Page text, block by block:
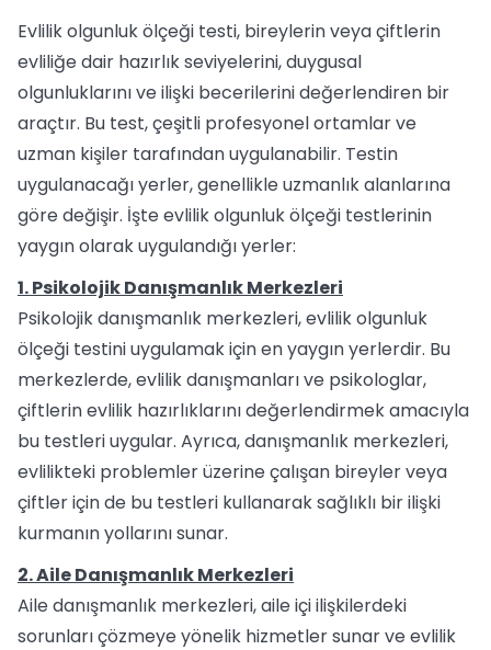
Evlilik olgunluk ölçeği testi, bireylerin veya çiftlerin
evliliğe dair hazırlık seviyelerini, duygusal
olgunluklarını ve ilişki becerilerini değerlendiren bir
araçtır. Bu test, çeşitli profesyonel ortamlar ve
uzman kişiler tarafından uygulanabilir. Testin
uygulanacağı yerler, genellikle uzmanlık alanlarına
göre değişir. İşte evlilik olgunluk ölçeği testlerinin
yaygın olarak uygulandığı yerler:
1. Psikolojik Danışmanlık Merkezleri
Psikolojik danışmanlık merkezleri, evlilik olgunluk
ölçeği testini uygulamak için en yaygın yerlerdir. Bu
merkezlerde, evlilik danışmanları ve psikologlar,
çiftlerin evlilik hazırlıklarını değerlendirmek amacıyla
bu testleri uygular. Ayrıca, danışmanlık merkezleri,
evlilikteki problemler üzerine çalışan bireyler veya
çiftler için de bu testleri kullanarak sağlıklı bir ilişki
kurmanın yollarını sunar.
2. Aile Danışmanlık Merkezleri
Aile danışmanlık merkezleri, aile içi ilişkilerdeki
sorunları çözmeye yönelik hizmetler sunar ve evlilik